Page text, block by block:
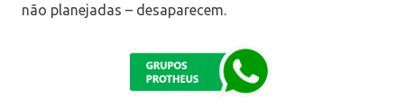
não planejadas – desaparecem.